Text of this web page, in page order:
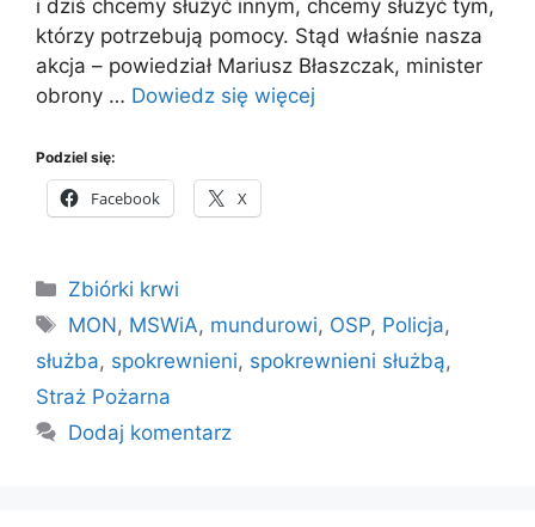
i dziś chcemy służyć innym, chcemy służyć tym,
którzy potrzebują pomocy. Stąd właśnie nasza
akcja – powiedział Mariusz Błaszczak, minister
obrony … Dowiedz się więcej
Podziel się:
Facebook X
Kategorie
Zbiórki krwi
Tagi
MON, MSWiA, mundurowi, OSP, Policja,
służba, spokrewnieni, spokrewnieni służbą,
Straż Pożarna
Dodaj komentarz